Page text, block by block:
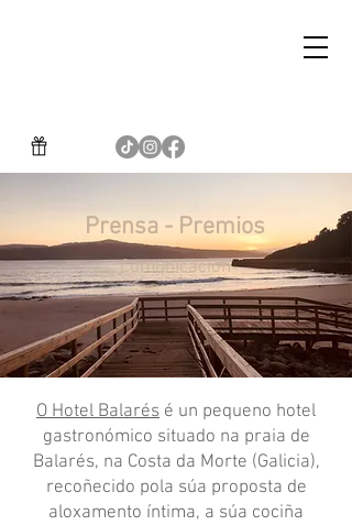
Prensa - Premios
Comunicación
O Hotel Balarés é un pequeno hotel
gastronómico situado na praia de
Balarés, na Costa da Morte (Galicia),
recoñecido pola súa proposta de
aloxamento íntima, a súa cociña